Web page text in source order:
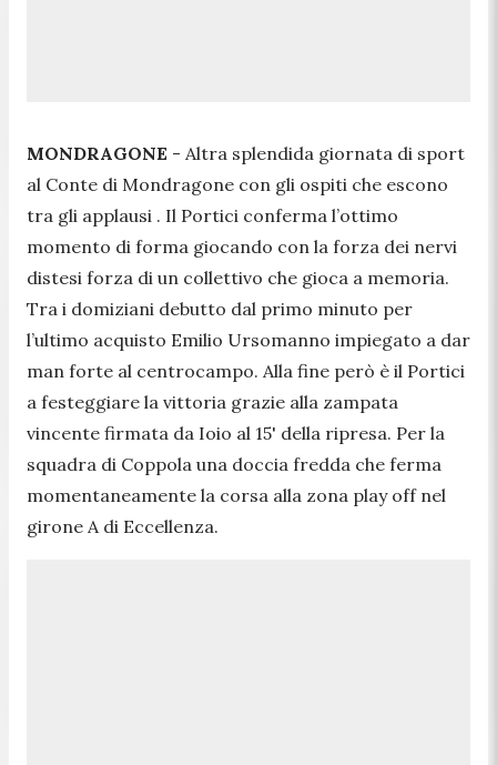
MONDRAGONE - Altra splendida giornata di sport
al Conte di Mondragone con gli ospiti che escono
tra gli applausi . Il Portici conferma l’ottimo
momento di forma giocando con la forza dei nervi
distesi forza di un collettivo che gioca a memoria.
Tra i domiziani debutto dal primo minuto per
l’ultimo acquisto Emilio Ursomanno impiegato a dar
man forte al centrocampo. Alla fine però è il Portici
a festeggiare la vittoria grazie alla zampata
vincente firmata da Ioio al 15' della ripresa. Per la
squadra di Coppola una doccia fredda che ferma
momentaneamente la corsa alla zona play off nel
girone A di Eccellenza.